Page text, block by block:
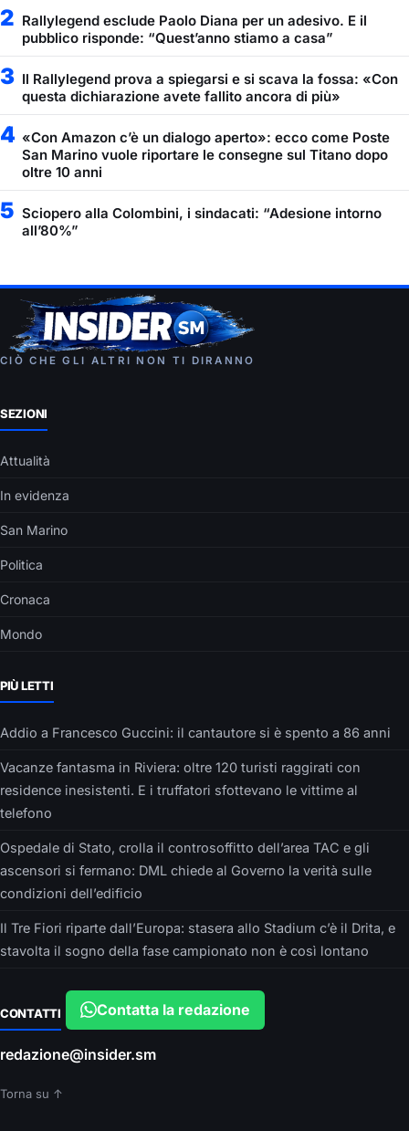
2 Rallylegend esclude Paolo Diana per un adesivo. E il
pubblico risponde: “Quest’anno stiamo a casa”
3 Il Rallylegend prova a spiegarsi e si scava la fossa: «Con
questa dichiarazione avete fallito ancora di più»
4 «Con Amazon c’è un dialogo aperto»: ecco come Poste
San Marino vuole riportare le consegne sul Titano dopo
oltre 10 anni
5 Sciopero alla Colombini, i sindacati: “Adesione intorno
all’80%”
CIÒ CHE GLI ALTRI NON TI DIRANNO
SEZIONI
Attualità
In evidenza
San Marino
Politica
Cronaca
Mondo
PIÙ LETTI
Addio a Francesco Guccini: il cantautore si è spento a 86 anni
Vacanze fantasma in Riviera: oltre 120 turisti raggirati con
residence inesistenti. E i truffatori sfottevano le vittime al
telefono
Ospedale di Stato, crolla il controsoffitto dell’area TAC e gli
ascensori si fermano: DML chiede al Governo la verità sulle
condizioni dell’edificio
Il Tre Fiori riparte dall’Europa: stasera allo Stadium c’è il Drita, e
stavolta il sogno della fase campionato non è così lontano
CONTATTI Contatta la redazione
redazione@insider.sm
Torna su ↑